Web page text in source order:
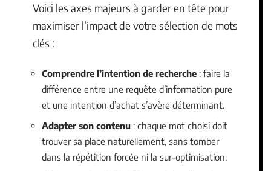
Voici les axes majeurs à garder en tête pour
maximiser l’impact de votre sélection de mots
clés :
Comprendre l’intention de recherche : faire la
différence entre une requête d’information pure
et une intention d’achat s’avère déterminant.
Adapter son contenu : chaque mot choisi doit
trouver sa place naturellement, sans tomber
dans la répétition forcée ni la sur-optimisation.